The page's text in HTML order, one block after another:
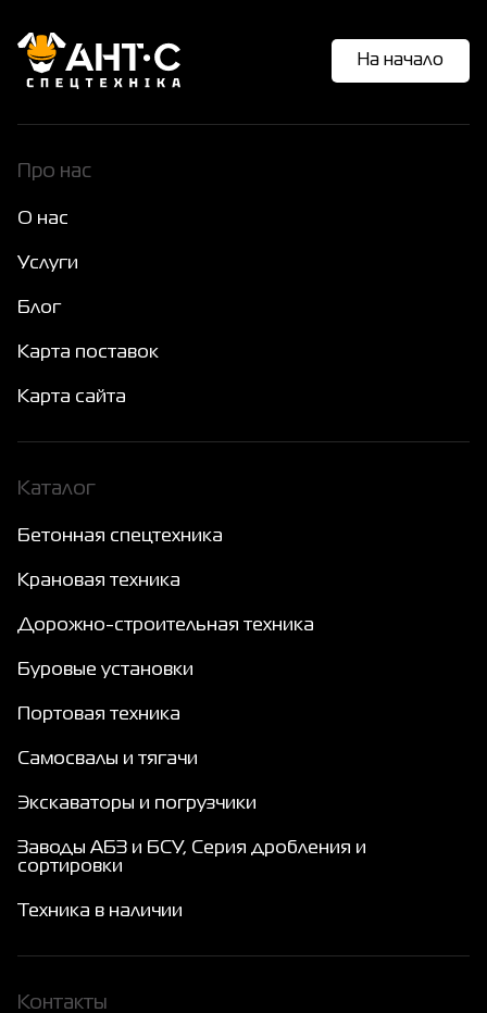
На начало
Про нас
О нас
Услуги
Блог
Карта поставок
Карта сайта
Каталог
Бетонная спецтехника
Крановая техника
Дорожно-строительная техника
Буровые установки
Портовая техника
Самосвалы и тягачи
Экскаваторы и погрузчики
Заводы АБЗ и БСУ, Серия дробления и
сортировки
Техника в наличии
Контакты